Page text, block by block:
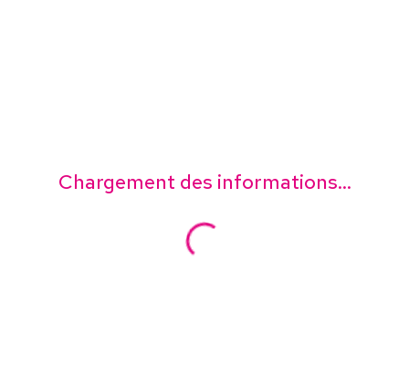
Chargement des informations...